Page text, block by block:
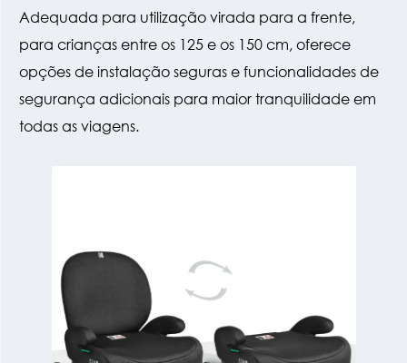
Adequada para utilização virada para a frente,
para crianças entre os 125 e os 150 cm, oferece
opções de instalação seguras e funcionalidades de
segurança adicionais para maior tranquilidade em
todas as viagens.